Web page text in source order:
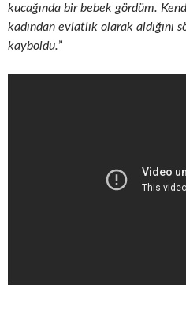
kucağında bir bebek gördüm.
kadından evlatlık olarak aldığını
kayboldu.”